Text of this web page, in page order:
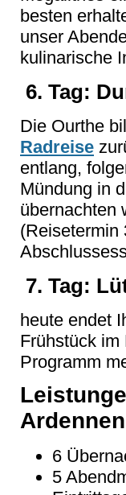
besten
unser
kulinarische
6. Tag:
Die Ourthe
Radreise
entlang,
Mündung in
übernachten
(Reisetermin
7. Tag:
heute endet
Frühstück
Programm
6
5